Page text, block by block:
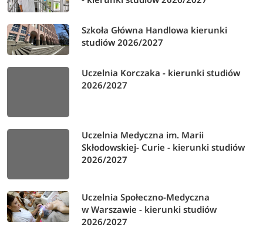
Szkoła Główna Handlowa kierunki
studiów 2026/2027
Uczelnia Korczaka - kierunki studiów
2026/2027
Uczelnia Medyczna im. Marii
Skłodowskiej- Curie - kierunki studiów
2026/2027
Uczelnia Społeczno-Medyczna
w Warszawie - kierunki studiów
2026/2027